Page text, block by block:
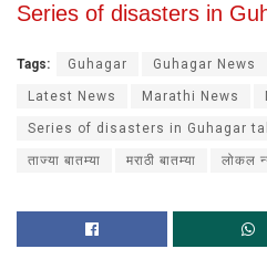
Series of disasters in
Tags: Guhagar Guhagar News
Latest News Marathi News
Series of disasters in Guhagar
ताज्या बातम्या मराठी बातम्या लोकल